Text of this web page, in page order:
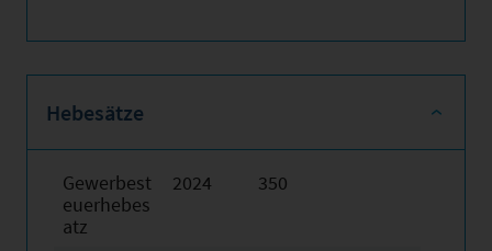
Hebesätze
Gewerbest
euerhebes
atz
2024 350